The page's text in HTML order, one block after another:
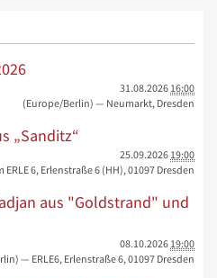
31.08.2026 16:00
(Europe/Berlin) — Neumarkt, Dresden
„Sanditz“
25.09.2026 19:00
6, Erlenstraße 6 (HH), 01097 Dresden
aus "Goldstrand" und
08.10.2026 19:00
— ERLE6, Erlenstraße 6, 01097 Dresden